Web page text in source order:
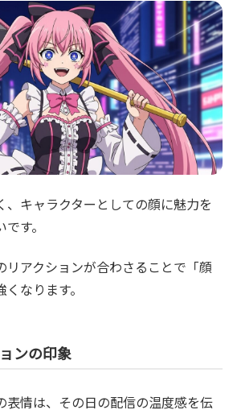
、キャラクターとしての顔に魅力を
す。
リアクションが合わさることで「顔
なります。
ンの印象
表情は、その日の配信の温度感を伝